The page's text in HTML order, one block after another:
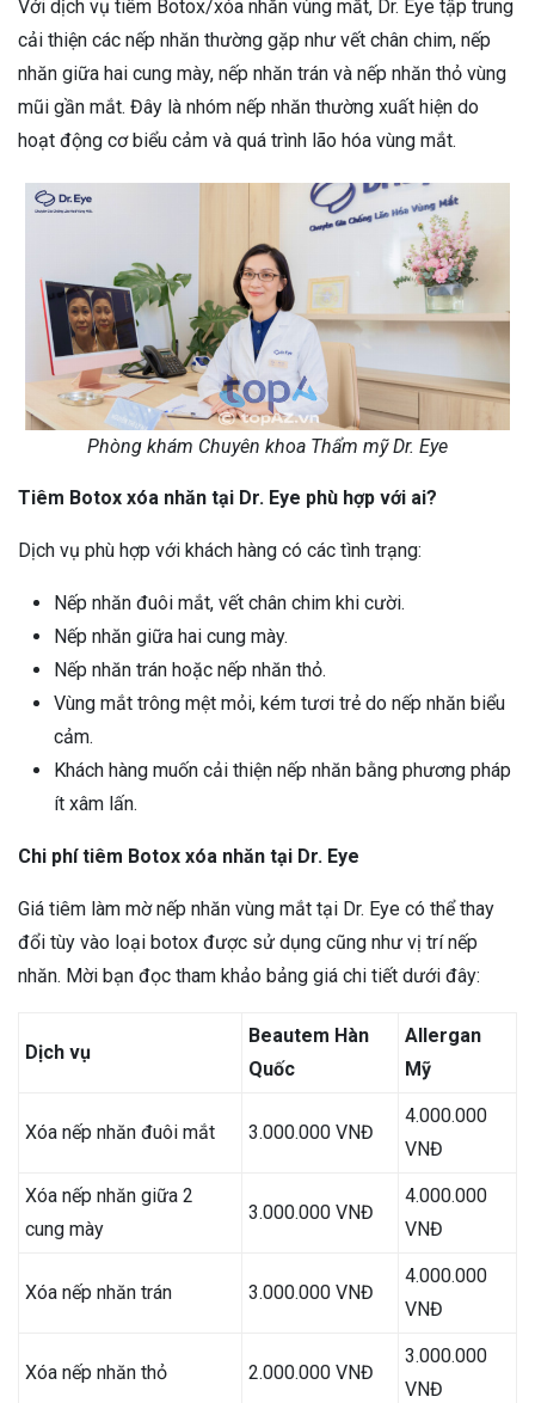
Với dịch vụ tiêm Botox/xóa nhăn vùng mắt, Dr. Eye tập trung
cải thiện các nếp nhăn thường gặp như vết chân chim, nếp
nhăn giữa hai cung mày, nếp nhăn trán và nếp nhăn thỏ vùng
mũi gần mắt. Đây là nhóm nếp nhăn thường xuất hiện do
hoạt động cơ biểu cảm và quá trình lão hóa vùng mắt.
Phòng khám Chuyên khoa Thẩm mỹ Dr. Eye
Tiêm Botox xóa nhăn tại Dr. Eye phù hợp với ai?
Dịch vụ phù hợp với khách hàng có các tình trạng:
Nếp nhăn đuôi mắt, vết chân chim khi cười.
Nếp nhăn giữa hai cung mày.
Nếp nhăn trán hoặc nếp nhăn thỏ.
Vùng mắt trông mệt mỏi, kém tươi trẻ do nếp nhăn biểu
cảm.
Khách hàng muốn cải thiện nếp nhăn bằng phương pháp
ít xâm lấn.
Chi phí tiêm Botox xóa nhăn tại Dr. Eye
Giá tiêm làm mờ nếp nhăn vùng mắt tại Dr. Eye có thể thay
đổi tùy vào loại botox được sử dụng cũng như vị trí nếp
nhăn. Mời bạn đọc tham khảo bảng giá chi tiết dưới đây:
Dịch vụ
Beautem Hàn
Quốc
Allergan
Mỹ
Xóa nếp nhăn đuôi mắt 3.000.000 VNĐ
4.000.000
VNĐ
Xóa nếp nhăn giữa 2
cung mày
3.000.000 VNĐ
4.000.000
VNĐ
Xóa nếp nhăn trán 3.000.000 VNĐ
4.000.000
VNĐ
Xóa nếp nhăn thỏ 2.000.000 VNĐ
3.000.000
VNĐ